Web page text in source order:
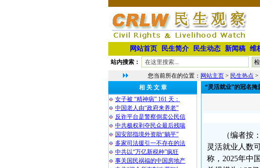
网站首页 民生简介 民生动态 新闻稿 维
站内搜索：
您当前所在的位置： 网站主页 > 民生热点 >
相 关 文 章
女子被 “精神病” 161 天：
中国老人由“政府来养老”
反诈平台是警察倒卖公民信
中共极权剥夺民众最后残喘
国安部指境外资助“躺平”
多家司法援引一不存在的法
中共以“万亿新税种”疯狂
事关国民祸福的中国房地产
“灵活就业”的冠名掩
（编者按
灵活就业人数
称，2025年中